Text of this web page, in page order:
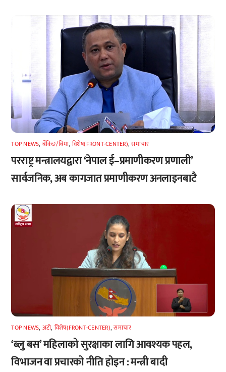
TOP NEWS, बैंकिङ/बिमा, विशेष(FRONT-CENTER),समाचार
परराष्ट्र मन्त्रालयद्वारा ‘नेपाल ई–प्रमाणीकरण प्रणाली’
सार्वजनिक, अब कागजात प्रमाणीकरण अनलाइनबाटै
TOP NEWS, अटाे, विशेष(FRONT-CENTER),समाचार
‘ब्लु बस’ महिलाको सुरक्षाका लागि आवश्यक पहल,
विभाजन वा प्रचारको नीति होइन : मन्त्री बादी